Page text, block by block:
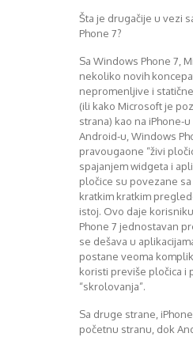
Šta je drugačije u vezi
Phone 7?
Sa Windows Phone 7,
nekoliko novih
nepromenljive i
(ili kako Microsoft je
strana) kao na iPhone-
Android-u, Windows
pravougaone “živi
spajanjem widgeta i
pločice su povezane sa
kratkim kratkim
istoj. Ovo daje
Phone 7 jednostavan
se dešava u
postane veoma
koristi previše pločica i
“skrolovanja”.
Sa druge strane,
početnu stranu, dok